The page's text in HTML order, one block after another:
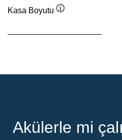
Kasa Boyutu
Akülerle mi